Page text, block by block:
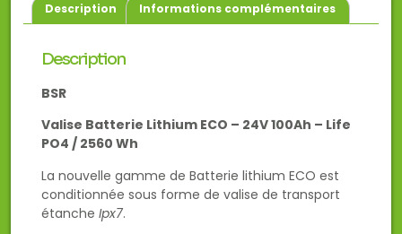
Description Informations complémentaires
Description
BSR
Valise Batterie Lithium ECO – 24V 100Ah – Life
PO4 / 2560 Wh
La nouvelle gamme de Batterie lithium ECO est
conditionnée sous forme de valise de transport
étanche Ipx7.